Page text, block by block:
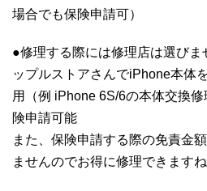
場合でも保険申請可）
●修理する際には修理店は選び
ップルストアさんでiPhone本体
用（例 iPhone 6S/6の本体交換
険申請可能
また、保険申請する際の免責金
ませんのでお得に修理できますね